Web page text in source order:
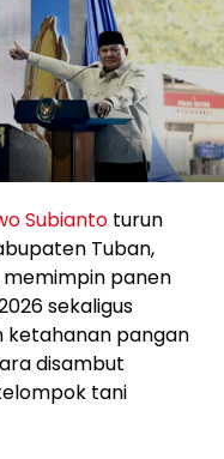
Subianto turun
Tuban,
memimpin panen
sekaligus
ketahanan pangan
disambut
tani